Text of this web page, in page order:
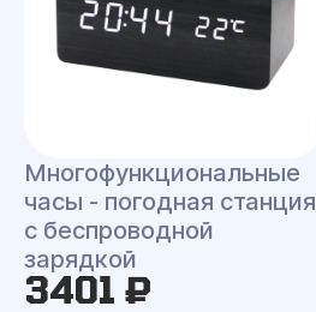
Многофункциональные
часы - погодная станция
с беспроводной
зарядкой
3401 ₽